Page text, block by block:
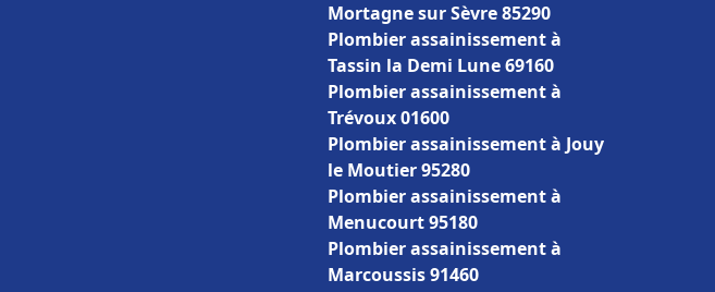
Mortagne sur Sèvre 85290
Plombier assainissement à
Tassin la Demi Lune 69160
Plombier assainissement à
Trévoux 01600
Plombier assainissement à Jouy
le Moutier 95280
Plombier assainissement à
Menucourt 95180
Plombier assainissement à
Marcoussis 91460